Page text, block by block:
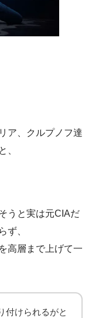
ア、クルプノフ達
、
うと実は元CIAだ
ず、
高層まで上げて一
付けられるがと